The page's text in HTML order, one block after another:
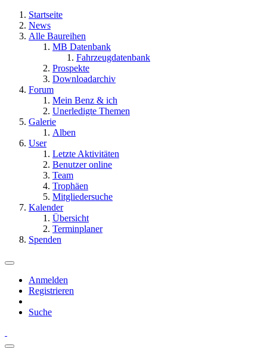
Startseite
News
Alle Baureihen
MB Datenbank
Fahrzeugdatenbank
Prospekte
Downloadarchiv
Forum
Mein Benz & ich
Unerledigte Themen
Galerie
Alben
User
Letzte Aktivitäten
Benutzer online
Team
Trophäen
Mitgliedersuche
Kalender
Übersicht
Terminplaner
Spenden
Anmelden
Registrieren
Suche